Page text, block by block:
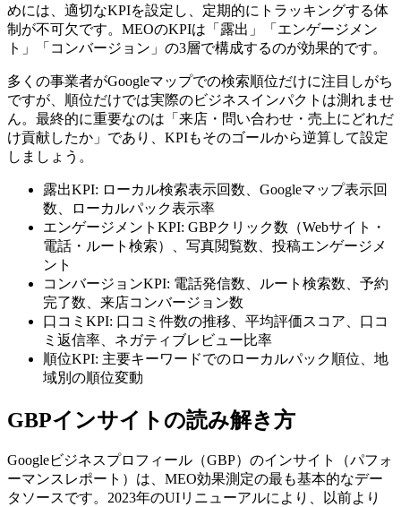
めには、適切なKPIを設定し、定期的にトラッキングする体
制が不可欠です。MEOのKPIは「露出」「エンゲージメン
ト」「コンバージョン」の3層で構成するのが効果的です。
多くの事業者がGoogleマップでの検索順位だけに注目しがち
ですが、順位だけでは実際のビジネスインパクトは測れませ
ん。最終的に重要なのは「来店・問い合わせ・売上にどれだ
け貢献したか」であり、KPIもそのゴールから逆算して設定
しましょう。
露出KPI: ローカル検索表示回数、Googleマップ表示回
数、ローカルパック表示率
エンゲージメントKPI: GBPクリック数（Webサイト・
電話・ルート検索）、写真閲覧数、投稿エンゲージメ
ント
コンバージョンKPI: 電話発信数、ルート検索数、予約
完了数、来店コンバージョン数
口コミKPI: 口コミ件数の推移、平均評価スコア、口コ
ミ返信率、ネガティブレビュー比率
順位KPI: 主要キーワードでのローカルパック順位、地
域別の順位変動
GBPインサイトの読み解き方
Googleビジネスプロフィール（GBP）のインサイト（パフォ
ーマンスレポート）は、MEO効果測定の最も基本的なデー
タソースです。2023年のUIリニューアルにより、以前より